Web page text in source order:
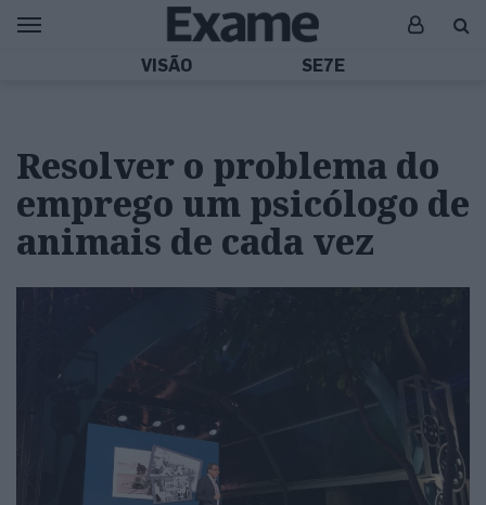
VISÃO SE7E
Resolver o problema do
emprego um psicólogo de
animais de cada vez